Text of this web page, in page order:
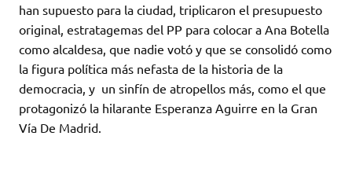
han supuesto para la ciudad, triplicaron el presupuesto
original, estratagemas del PP para colocar a Ana Botella
como alcaldesa, que nadie votó y que se consolidó como
la figura política más nefasta de la historia de la
democracia, y un sinfín de atropellos más, como el que
protagonizó la hilarante Esperanza Aguirre en la Gran
Vía De Madrid.